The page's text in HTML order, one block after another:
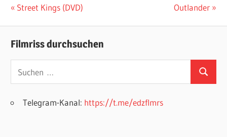
Beitragsnavigation
Vorheriger
Street Kings (DVD)
Nächster
Outlander
Filmriss durchsuchen
nach:
Suchen
Telegram-Kanal: https://t.me/edzflmrs